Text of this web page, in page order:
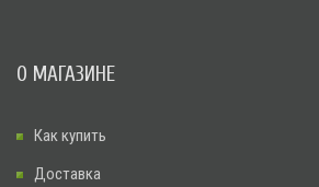
О МАГАЗИНЕ
Как купить
Доставка